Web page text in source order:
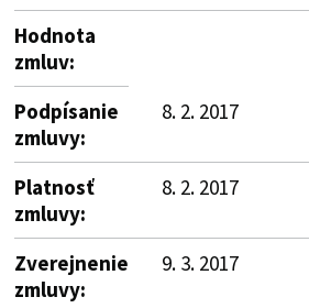
Hodnota
zmluv:
Podpísanie
zmluvy:
8. 2. 2017
Platnosť
zmluvy:
8. 2. 2017
Zverejnenie
zmluvy:
9. 3. 2017